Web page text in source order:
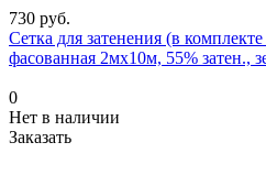
730 руб.
Сетка для затенения (в
фасованная 2мх10м, 55% затен.,
0
Нет в наличии
Заказать